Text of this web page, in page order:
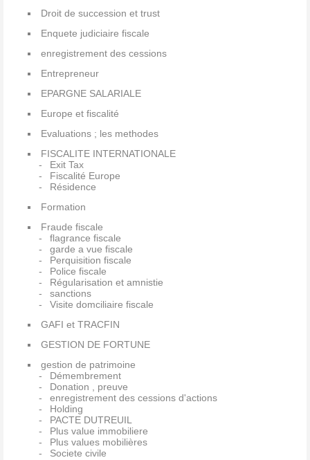
Droit de succession et trust
Enquete judiciaire fiscale
enregistrement des cessions
Entrepreneur
EPARGNE SALARIALE
Europe et fiscalité
Evaluations ; les methodes
FISCALITE INTERNATIONALE
Exit Tax
Fiscalité Europe
Résidence
Formation
Fraude fiscale
flagrance fiscale
garde a vue fiscale
Perquisition fiscale
Police fiscale
Régularisation et amnistie
sanctions
Visite domciliaire fiscale
GAFI et TRACFIN
GESTION DE FORTUNE
gestion de patrimoine
Démembrement
Donation , preuve
enregistrement des cessions d'actions
Holding
PACTE DUTREUIL
Plus value immobiliere
Plus values mobilières
Societe civile